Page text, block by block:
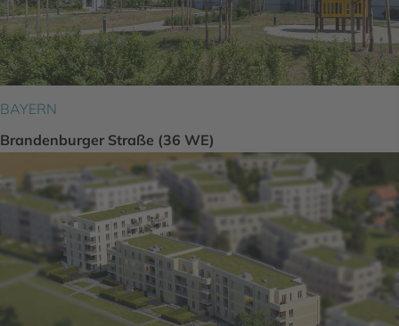
BAYERN
Brandenburger Straße (36 WE)